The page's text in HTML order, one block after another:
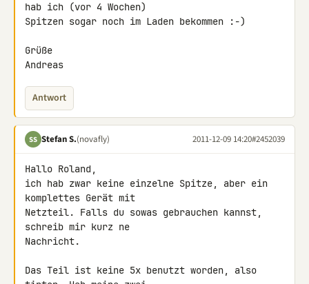
hab ich (vor 4 Wochen)
Spitzen sogar noch im Laden bekommen :-)
Grüße
Andreas
Antwort
SS Stefan S.(novafly) 2011-12-09 14:20#2452039
Hallo Roland,
ich hab zwar keine einzelne Spitze, aber ein
komplettes Gerät mit
Netzteil. Falls du sowas gebrauchen kannst,
schreib mir kurz ne
Nachricht.
Das Teil ist keine 5x benutzt worden, also